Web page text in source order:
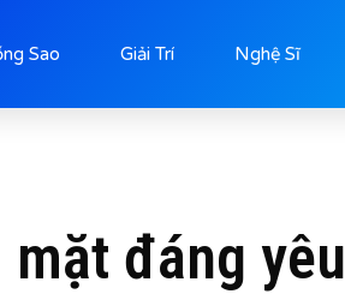
Sao Giải Trí Nghệ Sĩ
đáng yêu